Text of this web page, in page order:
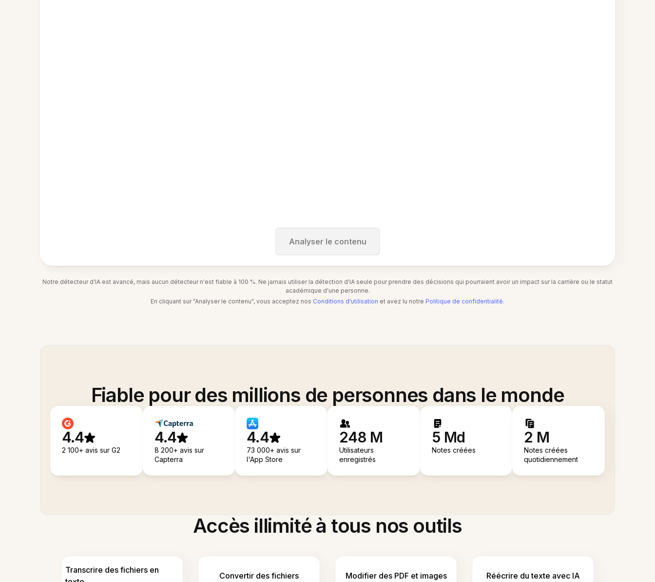
Analyser le contenu
Notre détecteur d'IA est avancé, mais aucun détecteur n'est fiable à 100 %. Ne jamais utiliser la détection d'IA seule pour prendre des décisions qui pourraient avoir un impact sur la carrière ou le statut
académique d'une personne.
En cliquant sur "Analyser le contenu", vous acceptez nos Conditions d'utilisation et avez lu notre Politique de confidentialité.
Fiable pour des millions de personnes dans le monde
4.4
2 100+ avis sur G2
4.4
8 200+ avis sur
Capterra
4.4
73 000+ avis sur
l'App Store
248 M
Utilisateurs
enregistrés
5 Md
Notes créées
2 M
Notes créées
quotidiennement
Accès illimité à tous nos outils
Transcrire des fichiers en
Convertir des fichiers Modifier des PDF et images Réécrire du texte avec IA